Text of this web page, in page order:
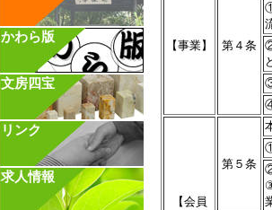
かわら版
文房四宝
リンク
求人情報
【事業】 第４条
【会員
第５条